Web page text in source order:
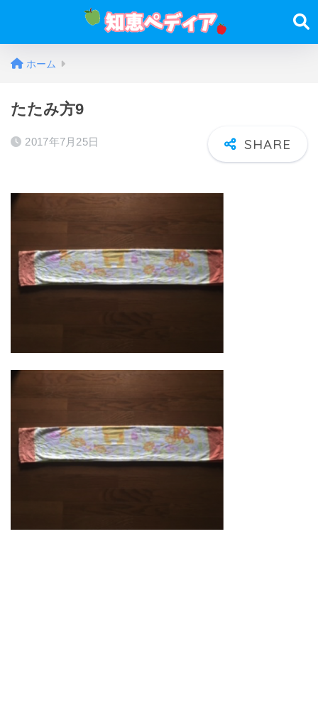
ホーム
たたみ方9
2017年7月25日